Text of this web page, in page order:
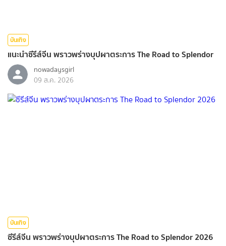
บันเทิง
แนะนำซีรีส์จีน พราวพร่างบุปผาตระการ The Road to Splendor
nowadaysgirl
09 ส.ค. 2026
บันเทิง
ซีรีส์จีน พราวพร่างบุปผาตระการ The Road to Splendor 2026